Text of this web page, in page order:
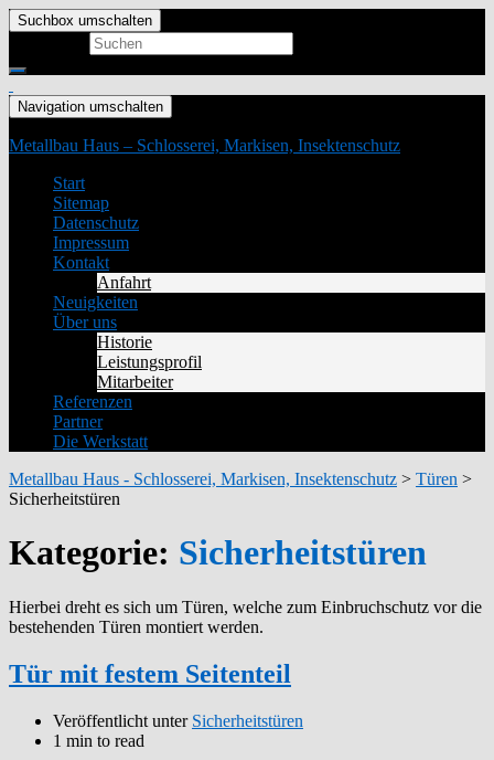
Suchbox umschalten
Navigation umschalten
Metallbau Haus – Schlosserei, Markisen, Insektenschutz
Start
Sitemap
Datenschutz
Impressum
Kontakt
Anfahrt
Neuigkeiten
Über uns
Historie
Leistungsprofil
Mitarbeiter
Referenzen
Partner
Die Werkstatt
Metallbau Haus - Schlosserei, Markisen, Insektenschutz > Türen >
Sicherheitstüren
Kategorie: Sicherheitstüren
Hierbei dreht es sich um Türen, welche zum Einbruchschutz vor die
bestehenden Türen montiert werden.
Tür mit festem Seitenteil
Veröffentlicht unter Sicherheitstüren
1 min to read